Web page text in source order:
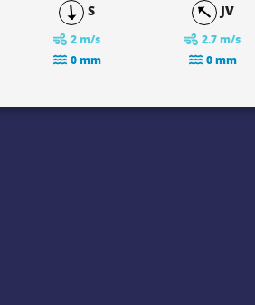
S
2 m/s
0 mm
JV
2.7 m/s
0 mm